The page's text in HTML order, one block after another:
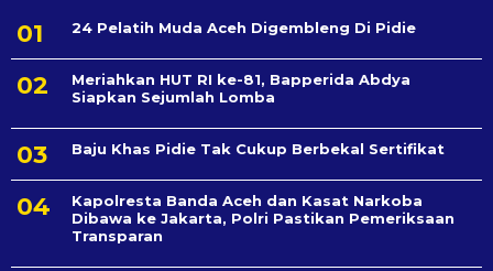
24 Pelatih Muda Aceh Digembleng Di Pidie
Meriahkan HUT RI ke-81, Bapperida Abdya
Siapkan Sejumlah Lomba
Baju Khas Pidie Tak Cukup Berbekal Sertifikat
Kapolresta Banda Aceh dan Kasat Narkoba
Dibawa ke Jakarta, Polri Pastikan Pemeriksaan
Transparan